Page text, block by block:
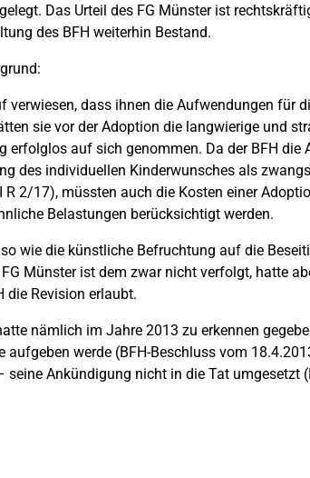
Das Urteil des FG Münster ist
des BFH weiterhin Bestand.
verwiesen, dass ihnen die Aufwendungen für
sie vor der Adoption die langwierige und
erfolglos auf sich genommen. Da der BFH die
des individuellen Kinderwunsches als
R 2/17), müssten auch die Kosten einer
Belastungen berücksichtigt werden.
wie die künstliche Befruchtung auf die
Münster ist dem zwar nicht verfolgt, hatte
die Revision erlaubt.
nämlich im Jahre 2013 zu erkennen
aufgeben werde (BFH-Beschluss vom
seine Ankündigung nicht in die Tat umgesetzt